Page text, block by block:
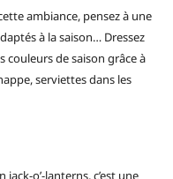
ambiance, pensez à une
à la saison… Dressez
couleurs de saison grâce à
serviettes dans les
jack-o’-lanterns, c’est une